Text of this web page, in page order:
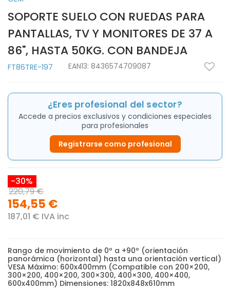
SOPORTE SUELO CON RUEDAS PARA
PANTALLAS, TV Y MONITORES DE 37 A
86", HASTA 50KG. CON BANDEJA
FT86TRE-197 EAN13: 8436574709087
¿Eres profesional del sector?
Accede a precios exclusivos y condiciones especiales
para profesionales
Registrarse como profesional
-30%
220,79 €
154,55 €
187,01 € IVA inc
Rango de movimiento de 0º a +90º (orientación
panorámica (horizontal) hasta una orientación vertical)
VESA Máximo: 600x400mm (Compatible con 200×200,
300×200, 400×200, 300×300, 400×300, 400×400,
600x400mm) Dimensiones: 1820x848x610mm